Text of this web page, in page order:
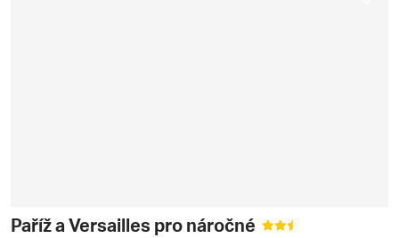
Paříž a Versailles pro náročné